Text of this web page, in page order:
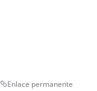
Enlace permanente